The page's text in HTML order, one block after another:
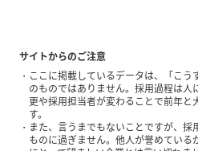
サイトからのご注意
ここに掲載しているデータは、「こ
のものではありません。採用過程は
更や採用担当者が変わることで前年と
す。
また、言うまでもないことですが、
ものに過ぎません。他人が誉めている